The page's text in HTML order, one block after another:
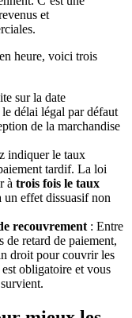
et
heure, voici trois
sur la date
délai légal par défaut
de la marchandise
indiquer le taux
tardif. La loi
à trois fois le taux
un effet dissuasif non
recouvrement : Entre
de retard de paiement,
droit pour couvrir les
obligatoire et vous